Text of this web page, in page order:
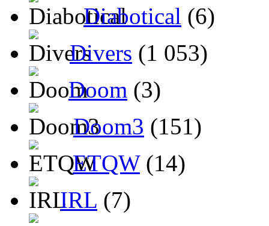
Diabotical (6)
Divers (1 053)
Doom (3)
Doom3 (151)
ETQW(14)
IRL (7)